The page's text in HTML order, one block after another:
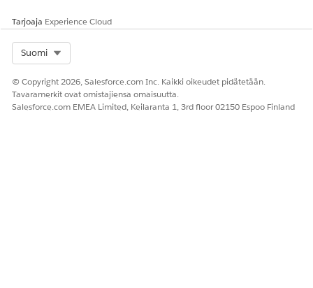
RATKAISIKO TÄMÄ ARTIKKELI ONGELMASI?
Kyllä
Tarjoaja Experience Cloud
Suomi
© Copyright 2026, Salesforce.com Inc. Kaikki oikeudet pidätetään.
Tavaramerkit ovat omistajiensa omaisuutta.
Salesforce.com EMEA Limited, Keilaranta 1, 3rd floor 02150 Espoo Finland